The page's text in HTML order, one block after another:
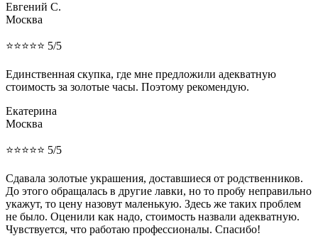
Евгений С.
Москва
⭐⭐⭐⭐⭐ 5/5
Единственная скупка, где мне предложили адекватную
стоимость за золотые часы. Поэтому рекомендую.
Екатерина
Москва
⭐⭐⭐⭐⭐ 5/5
Сдавала золотые украшения, доставшиеся от родственников.
До этого обращалась в другие лавки, но то пробу неправильно
укажут, то цену назовут маленькую. Здесь же таких проблем
не было. Оценили как надо, стоимость назвали адекватную.
Чувствуется, что работаю профессионалы. Спасибо!